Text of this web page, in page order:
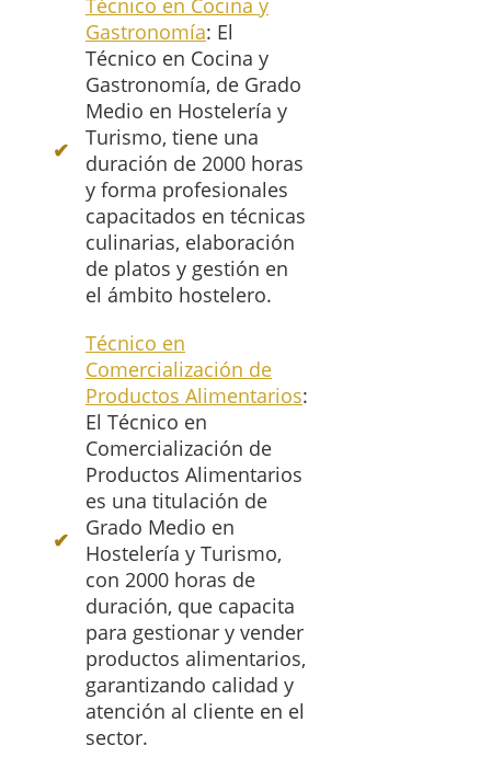
Técnico en Cocina y
Gastronomía: El
Técnico en Cocina y
Gastronomía, de Grado
Medio en Hostelería y
Turismo, tiene una
duración de 2000 horas
y forma profesionales
capacitados en técnicas
culinarias, elaboración
de platos y gestión en
el ámbito hostelero.
Técnico en
Comercialización de
Productos Alimentarios:
El Técnico en
Comercialización de
Productos Alimentarios
es una titulación de
Grado Medio en
Hostelería y Turismo,
con 2000 horas de
duración, que capacita
para gestionar y vender
productos alimentarios,
garantizando calidad y
atención al cliente en el
sector.